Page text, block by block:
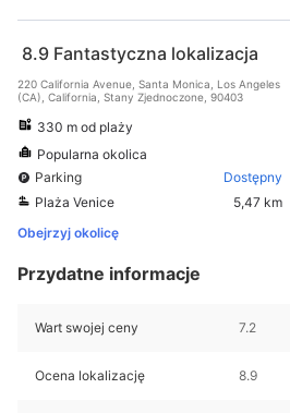
8.9 Fantastyczna lokalizacja
220 California Avenue, Santa Monica, Los Angeles
(CA), California, Stany Zjednoczone, 90403
330 m od plaży
Popularna okolica
Parking
Dostępny
Plaża Venice
5,47 km
Obejrzyj okolicę
Przydatne informacje
Wart swojej ceny 7.2
Ocena lokalizację 8.9